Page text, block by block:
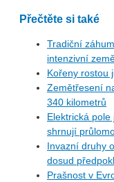
Přečtěte si také
Tradiční
intenzivní
Kořeny rostou
Zemětřesení
340 kilometrů
Elektrická
shrnují
Invazní druhy
dosud
Prašnost v